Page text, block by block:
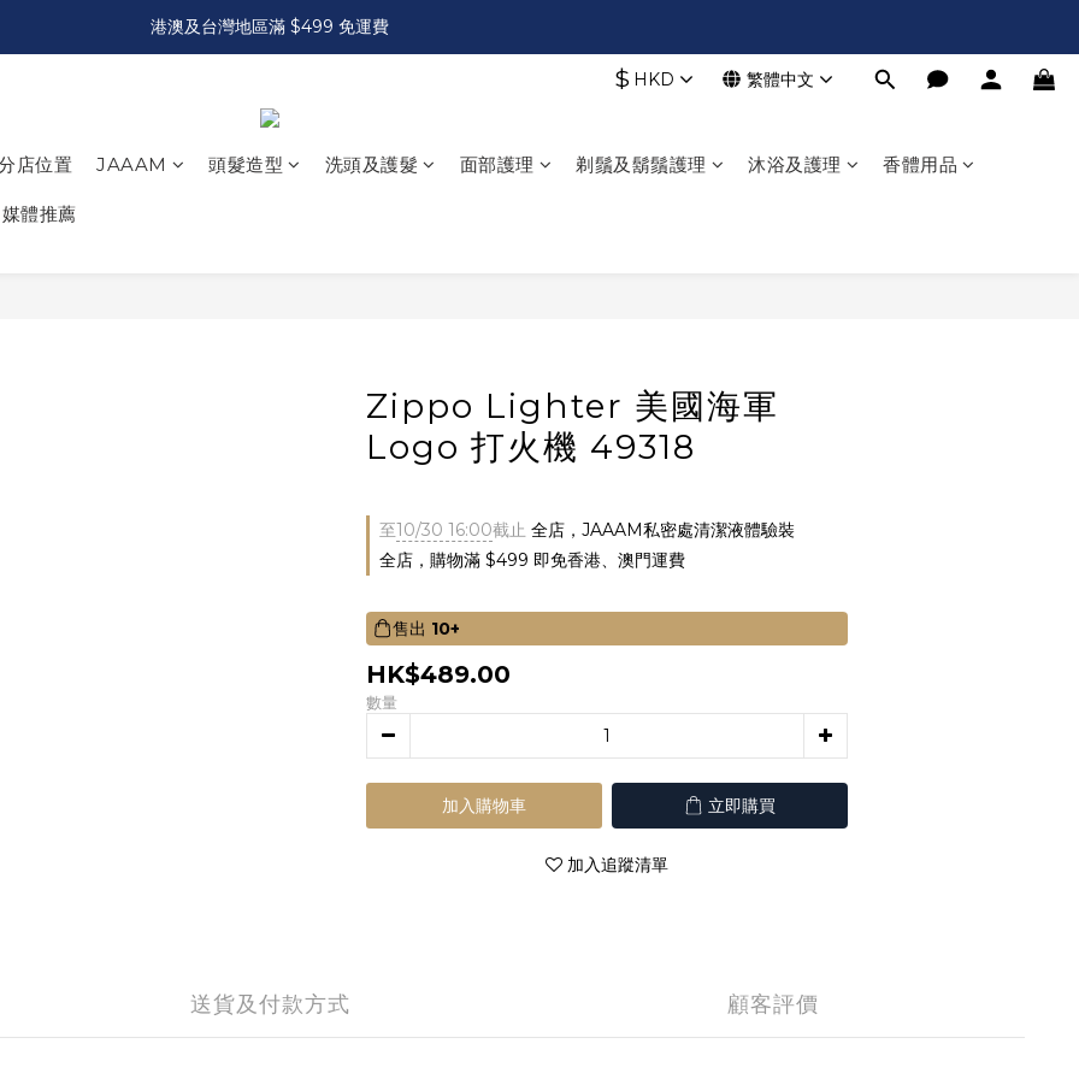
港澳及台灣地區滿 $499 免運費
$ HKD 繁體中文
店位置 JAAAM 頭髮造型 洗頭及護髮 面部護理 剃鬚及鬍鬚護理 沐浴及護理 香體用品
媒體推薦
Zippo Lighter 美國海軍
Logo 打火機 49318
至10/30 16:00截止 全店，JAAAM私密處清潔液體驗裝
全店，購物滿 $499 即免香港、澳門運費
售出 10+
HK$489.00
數量
加入購物車 立即購買
加入追蹤清單
送貨及付款方式 顧客評價